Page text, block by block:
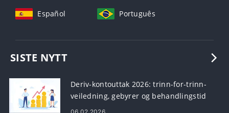
Español Português
SISTE NYTT
Deriv-kontouttak 2026: trinn-for-trinn-
veiledning, gebyrer og behandlingstid